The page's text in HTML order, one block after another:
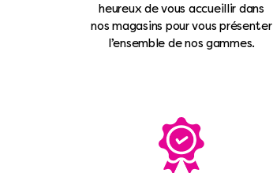
heureux de vous accueillir dans
nos magasins pour vous présenter
l’ensemble de nos gammes.